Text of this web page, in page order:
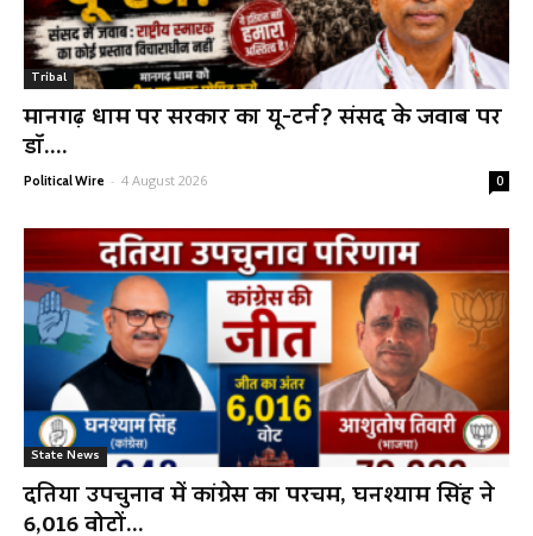
Tribal
मानगढ़ धाम पर सरकार का यू-टर्न? संसद के जवाब पर
डॉ....
Political Wire - 4 August 2026 0
State News
दतिया उपचुनाव में कांग्रेस का परचम, घनश्याम सिंह ने
6,016 वोटों...